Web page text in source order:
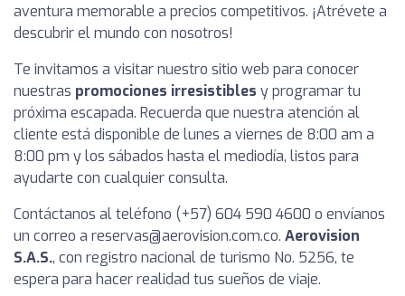
aventura memorable a precios competitivos. ¡Atrévete a
descubrir el mundo con nosotros!
Te invitamos a visitar nuestro sitio web para conocer
nuestras promociones irresistibles y programar tu
próxima escapada. Recuerda que nuestra atención al
cliente está disponible de lunes a viernes de 8:00 am a
8:00 pm y los sábados hasta el mediodía, listos para
ayudarte con cualquier consulta.
Contáctanos al teléfono (+57) 604 590 4600 o envíanos
un correo a reservas@aerovision.com.co. Aerovision
S.A.S., con registro nacional de turismo No. 5256, te
espera para hacer realidad tus sueños de viaje.